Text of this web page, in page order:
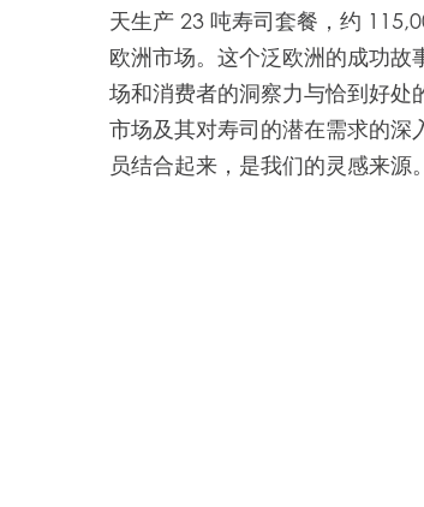
天生产 23 吨寿司套餐，约
欧洲市场。这个泛欧洲的成功故
场和消费者的洞察力与恰到好处
市场及其对寿司的潜在需求的深
员结合起来，是我们的灵感来源。